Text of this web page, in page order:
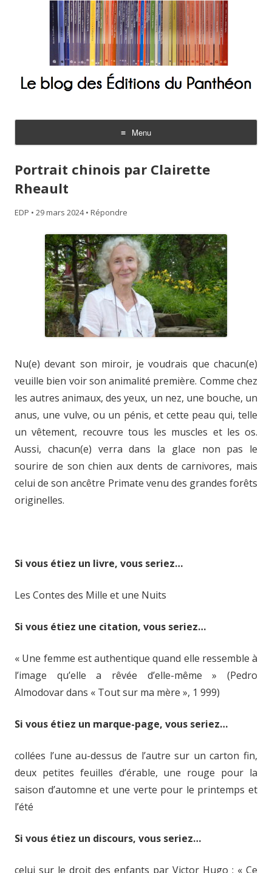
Menu
Aller
contenu
Portrait chinois par Clairette
Rheault
EDP • 29 mars 2024 • Répondre
Nu(e) devant son miroir, je voudrais que chacun(e)
veuille bien voir son animalité première. Comme chez
les autres animaux, des yeux, un nez, une bouche, un
anus, une vulve, ou un pénis, et cette peau qui, telle
un vêtement, recouvre tous les muscles et les os.
Aussi, chacun(e) verra dans la glace non pas le
sourire de son chien aux dents de carnivores, mais
celui de son ancêtre Primate venu des grandes forêts
originelles.
Si vous étiez un livre, vous seriez…
Les Contes des Mille et une Nuits
Si vous étiez une citation, vous seriez…
« Une femme est authentique quand elle ressemble à
l’image qu’elle a rêvée d’elle-même » (Pedro
Almodovar dans « Tout sur ma mère », 1 999)
Si vous étiez un marque-page, vous seriez…
collées l’une au-dessus de l’autre sur un carton fin,
deux petites feuilles d’érable, une rouge pour la
saison d’automne et une verte pour le printemps et
l’été
Si vous étiez un discours, vous seriez…
celui sur le droit des enfants par Victor Hugo : « Ce